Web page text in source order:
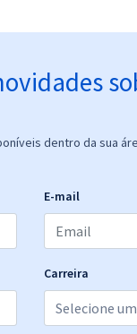
dentro da sua
E-mail
Carreira